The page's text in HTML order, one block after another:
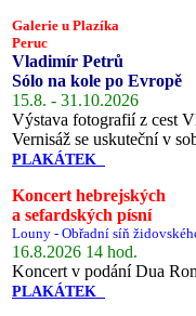
Galerie u Plazíka
Peruc
Vladimír Petrů
Sólo na kole po Evropě
15.8. - 31.10.2026
Výstava fotografií z cest
Vernisáž se uskuteční v
PLAKÁTEK
Koncert hebrejských
a sefardských písní
Louny - Obřadní síň
16.8.2026 14 hod.
Koncert v podání Dua
PLAKÁTEK